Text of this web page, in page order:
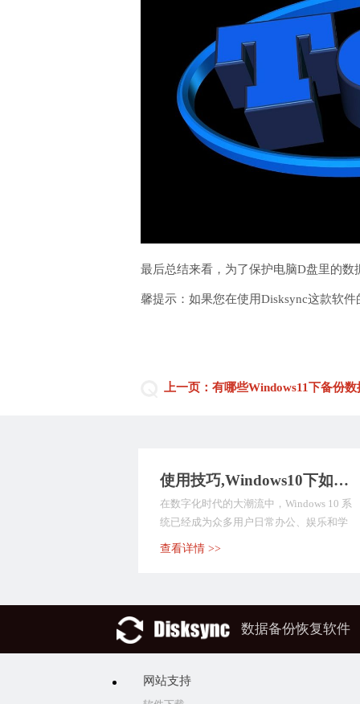
最后总结来看，为了保护电脑D盘里的
馨提示：如果您在使用Disksync这款软
上一页：有哪些Windows11下备份
使用技巧,Windows10下如何自动备份文件？推荐九种数据备份方式，值得深入了解！
在数字化时代的大潮流中，Windows 10 系
统已经成为众多用户日常办公、娱乐和学
习的首...
查看详情 >>
数据备份恢复软件
网站支持